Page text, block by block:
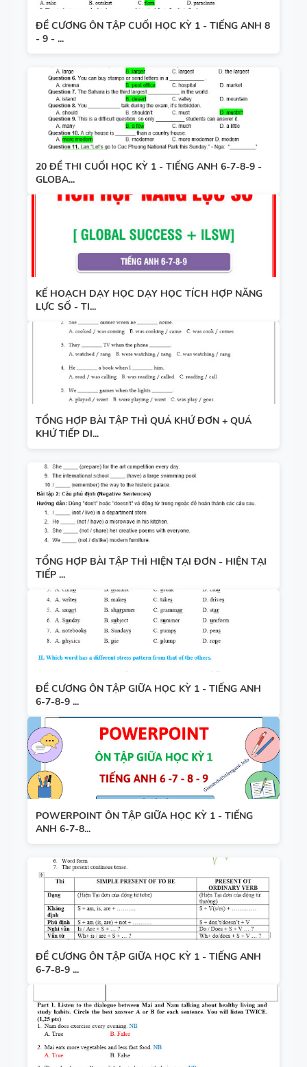
ĐỀ CƯƠNG ÔN TẬP CUỐI HỌC KỲ 1 - TIẾNG ANH 8
- 9 - ...
20 ĐỀ THI CUỐI HỌC KỲ 1 - TIẾNG ANH 6-7-8-9 -
GLOBA...
KẾ HOẠCH DẠY HỌC DẠY HỌC TÍCH HỢP NĂNG
LỰC SỐ - TI...
TỔNG HỢP BÀI TẬP THÌ QUÁ KHỨ ĐƠN + QUÁ
KHỨ TIẾP DI...
TỔNG HỢP BÀI TẬP THÌ HIỆN TẠI ĐƠN - HIỆN TẠI
TIẾP ...
ĐỀ CƯƠNG ÔN TẬP GIỮA HỌC KỲ 1 - TIẾNG ANH
6-7-8-9 ...
POWERPOINT ÔN TẬP GIỮA HỌC KỲ 1 - TIẾNG
ANH 6-7-8...
ĐỀ CƯƠNG ÔN TẬP GIỮA HỌC KỲ 1 - TIẾNG ANH
6-7-8-9 ...